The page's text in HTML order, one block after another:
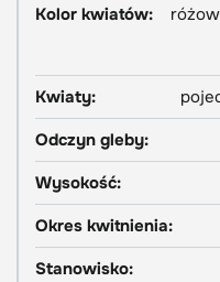
Kolor kwiatów:
Kwiaty:
Odczyn gleby:
Wysokość:
Okres kwitnienia:
Stanowisko: